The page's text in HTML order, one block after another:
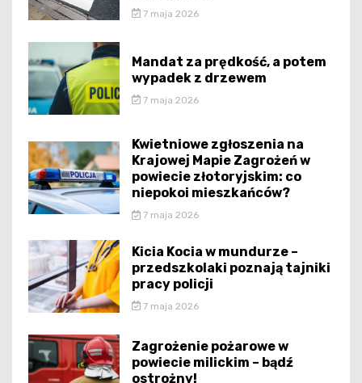
7 maja 2026
Mandat za prędkość, a potem
wypadek z drzewem
7 maja 2026
Kwietniowe zgłoszenia na
Krajowej Mapie Zagrożeń w
powiecie złotoryjskim: co
niepokoi mieszkańców?
7 maja 2026
Kicia Kocia w mundurze –
przedszkolaki poznają tajniki
pracy policji
7 maja 2026
Zagrożenie pożarowe w
powiecie milickim – bądź
ostrożny!